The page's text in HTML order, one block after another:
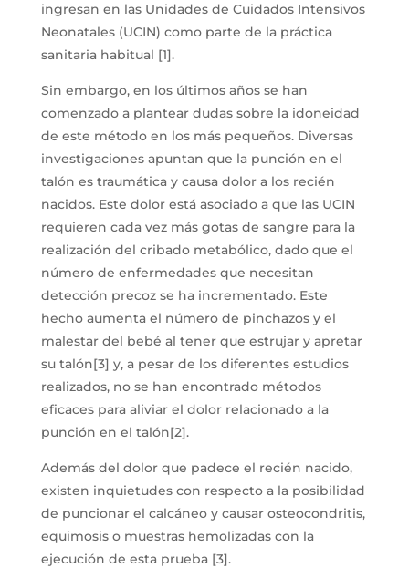
ingresan en las Unidades de Cuidados Intensivos
Neonatales (UCIN) como parte de la práctica
sanitaria habitual [1].
Sin embargo, en los últimos años se han
comenzado a plantear dudas sobre la idoneidad
de este método en los más pequeños. Diversas
investigaciones apuntan que la punción en el
talón es traumática y causa dolor a los recién
nacidos. Este dolor está asociado a que las UCIN
requieren cada vez más gotas de sangre para la
realización del cribado metabólico, dado que el
número de enfermedades que necesitan
detección precoz se ha incrementado. Este
hecho aumenta el número de pinchazos y el
malestar del bebé al tener que estrujar y apretar
su talón[3] y, a pesar de los diferentes estudios
realizados, no se han encontrado métodos
eficaces para aliviar el dolor relacionado a la
punción en el talón[2].
Además del dolor que padece el recién nacido,
existen inquietudes con respecto a la posibilidad
de puncionar el calcáneo y causar osteocondritis,
equimosis o muestras hemolizadas con la
ejecución de esta prueba [3].